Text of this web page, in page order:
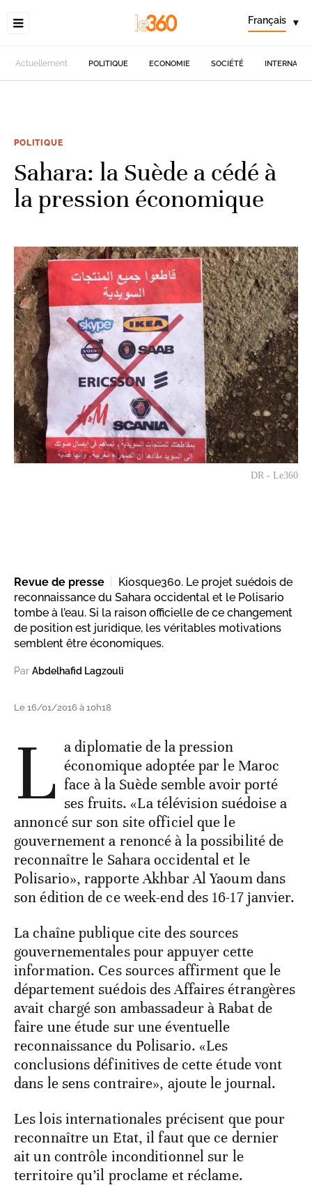
Français ▾
Actuellement POLITIQUE ECONOMIE SOCIÉTÉ
POLITIQUE
Sahara: la Suède a cédé à
la pression économique
DR - Le360
Revue de presse
Kiosque360. Le projet suédois de
reconnaissance du Sahara occidental et le Polisario
tombe à l’eau. Si la raison officielle de ce changement
de position est juridique, les véritables motivations
semblent être économiques.
Par Abdelhafid Lagzouli
Le 16/01/2016 à 10h18
L a diplomatie de la pression
économique adoptée par le Maroc
face à la Suède semble avoir porté
ses fruits. «La télévision suédoise a
annoncé sur son site officiel que le
gouvernement a renoncé à la possibilité de
reconnaître le Sahara occidental et le
Polisario», rapporte Akhbar Al Yaoum dans
son édition de ce week-end des 16-17 janvier.
La chaîne publique cite des sources
gouvernementales pour appuyer cette
information. Ces sources affirment que le
département suédois des Affaires étrangères
avait chargé son ambassadeur à Rabat de
faire une étude sur une éventuelle
reconnaissance du Polisario. «Les
conclusions définitives de cette étude vont
dans le sens contraire», ajoute le journal.
Les lois internationales précisent que pour
reconnaître un Etat, il faut que ce dernier
ait un contrôle inconditionnel sur le
territoire qu’il proclame et réclame.